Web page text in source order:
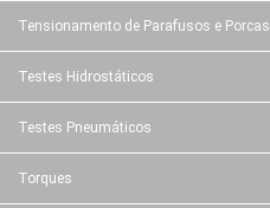
Tensionamento de Parafusos e Porcas
Testes Hidrostáticos
Testes Pneumáticos
Torques